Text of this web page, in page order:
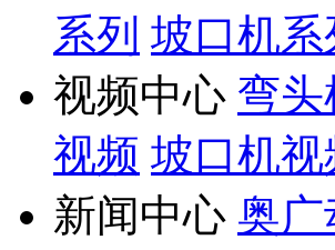
系列 坡口机系
视频中心 弯头
视频 坡口机视
新闻中心 奥广